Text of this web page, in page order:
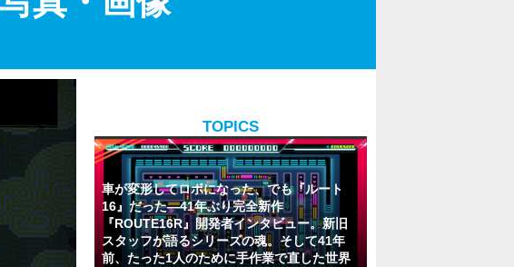
TOPICS
車が変形してロボになった、でも『ルート
16』だった―41年ぶり完全新作
『ROUTE16R』開発者インタビュー。新旧
スタッフが語るシリーズの魂。そして41年
前、たった1人のために手作業で直した世界